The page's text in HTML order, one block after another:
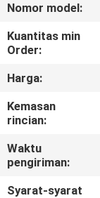
PABRIK
KAMI
Nomor model:
Kuantitas min
Order:
Harga:
Kemasan
rincian:
Waktu
pengiriman:
Syarat-syarat